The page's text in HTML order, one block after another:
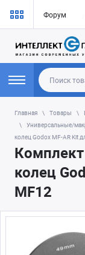
Форум
Главная Товары
Универсальные/
колец Godox MF-AR Kit
колец
MF12